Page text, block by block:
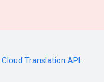
Cloud Translation API